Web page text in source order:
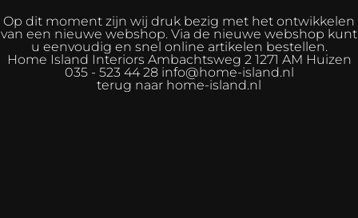
Op dit moment zijn wij druk bezig met het ontwikkelen
van een nieuwe webshop. Via de nieuwe webshop kunt
u eenvoudig en snel online artikelen bestellen.
Home Island Interiors Ambachtsweg 2 1271 AM Huizen
035 - 523 44 28 info@home-island.nl
terug naar home-island.nl